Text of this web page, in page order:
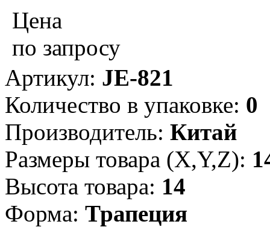
Цена
по запросу
Артикул: JE-821
Количество в упаковке: 0
Производитель: Китай
Размеры товара (X,Y,Z):
Высота товара: 14
Форма: Трапеция